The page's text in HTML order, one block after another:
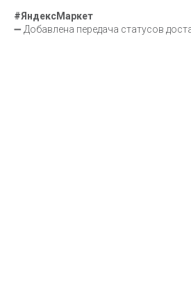
#ЯндексМаркет
➖ Добавлена передача статусов